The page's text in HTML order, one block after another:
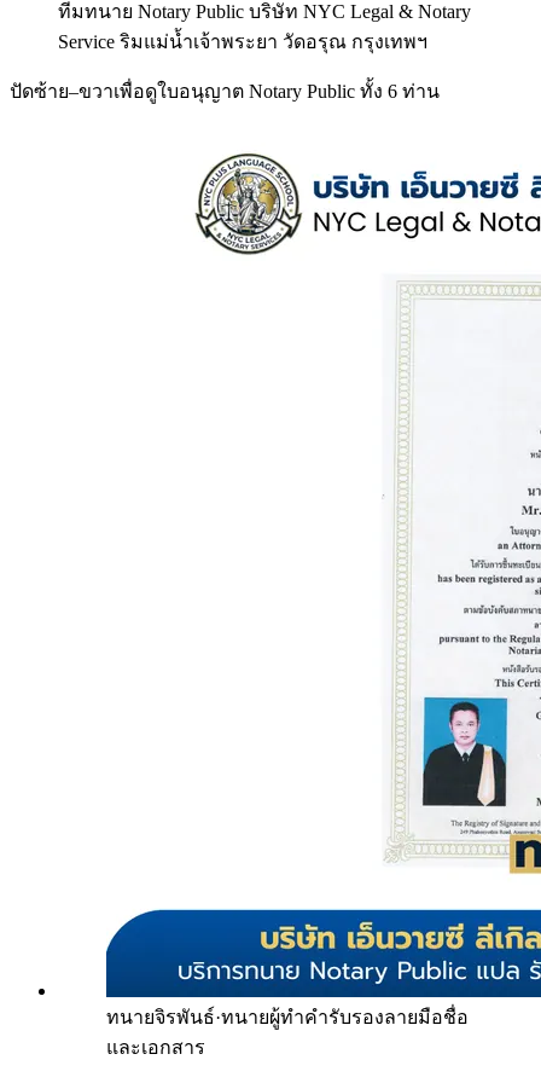
ทีมทนาย Notary Public บริษัท NYC Legal & Notary
Service ริมแม่น้ำเจ้าพระยา วัดอรุณ กรุงเทพฯ
ปัดซ้าย–ขวาเพื่อดูใบอนุญาต Notary Public ทั้ง 6 ท่าน
ทนายจิรพันธ์·ทนายผู้ทำคำรับรองลายมือชื่อ
และเอกสาร